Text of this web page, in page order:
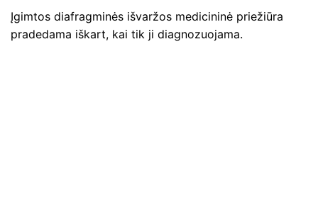
Įgimtos diafragminės išvaržos medicininė priežiūra
pradedama iškart, kai tik ji diagnozuojama.